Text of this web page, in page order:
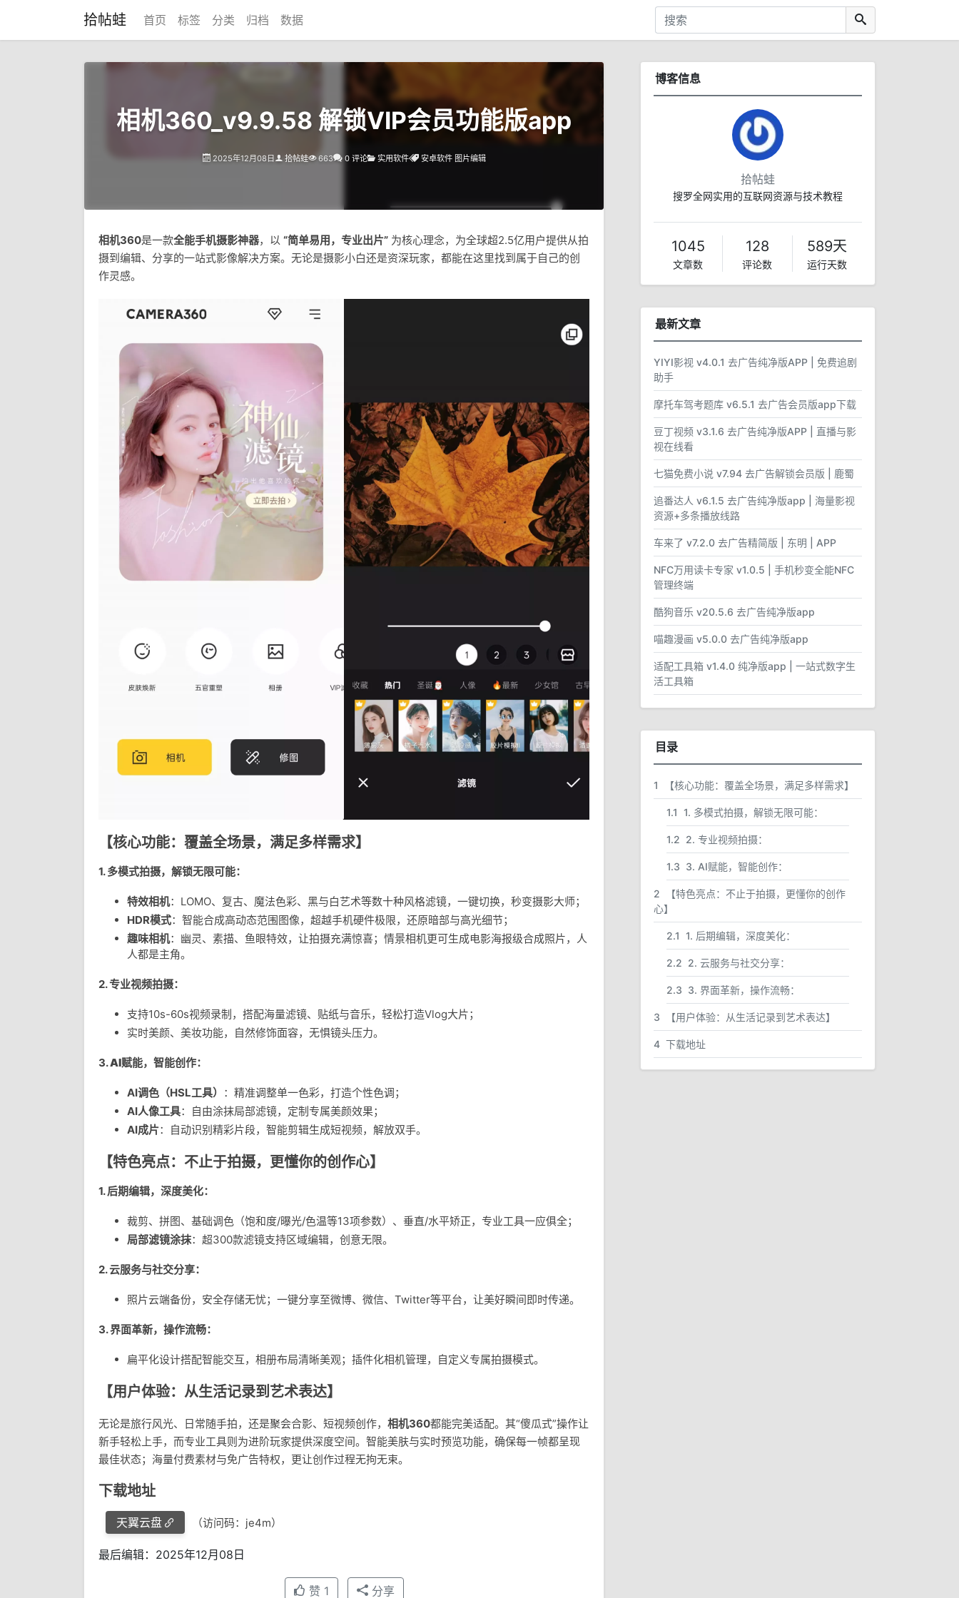
拾帖蛙 首页 标签 分类 归档 数据
相机360_v9.9.58 解锁VIP会员功能版app
2025年12月08日 拾帖蛙 663 0 评论 实用软件 安卓软件 图片编辑
相机360是一款全能手机摄影神器，以 “简单易用，专业出片” 为核心理念，为全球超2.5亿用户提供从拍
摄到编辑、分享的一站式影像解决方案。无论是摄影小白还是资深玩家，都能在这里找到属于自己的创
作灵感。
【核心功能：覆盖全场景，满足多样需求】
1.多模式拍摄，解锁无限可能：
特效相机：LOMO、复古、魔法色彩、黑与白艺术等数十种风格滤镜，一键切换，秒变摄影大师；
HDR模式：智能合成高动态范围图像，超越手机硬件极限，还原暗部与高光细节；
趣味相机：幽灵、素描、鱼眼特效，让拍摄充满惊喜；情景相机更可生成电影海报级合成照片，人
人都是主角。
2.专业视频拍摄：
支持10s-60s视频录制，搭配海量滤镜、贴纸与音乐，轻松打造Vlog大片；
实时美颜、美妆功能，自然修饰面容，无惧镜头压力。
3.AI赋能，智能创作：
AI调色（HSL工具） ：精准调整单一色彩，打造个性色调；
AI人像工具：自由涂抹局部滤镜，定制专属美颜效果；
AI成片：自动识别精彩片段，智能剪辑生成短视频，解放双手。
【特色亮点：不止于拍摄，更懂你的创作心】
1.后期编辑，深度美化：
裁剪、拼图、基础调色（饱和度/曝光/色温等13项参数）、垂直/水平矫正，专业工具一应俱全；
局部滤镜涂抹：超300款滤镜支持区域编辑，创意无限。
2.云服务与社交分享：
照片云端备份，安全存储无忧；一键分享至微博、微信、Twitter等平台，让美好瞬间即时传递。
3.界面革新，操作流畅：
扁平化设计搭配智能交互，相册布局清晰美观；插件化相机管理，自定义专属拍摄模式。
【用户体验：从生活记录到艺术表达】
无论是旅行风光、日常随手拍，还是聚会合影、短视频创作， 相机360都能完美适配。其“傻瓜式”操作让
新手轻松上手，而专业工具则为进阶玩家提供深度空间。智能美肤与实时预览功能，确保每一帧都呈现
最佳状态；海量付费素材与免广告特权，更让创作过程无拘无束。
下载地址
天翼云盘 （访问码：je4m）
最后编辑：2025年12月08日
赞 1 分享
博客信息
拾帖蛙
搜罗全网实用的互联网资源与技术教程
1045
文章数
128
评论数
589天
运行天数
最新文章
YIYI影视 v4.0.1 去广告纯净版APP | 免费追剧
助手
摩托车驾考题库 v6.5.1 去广告会员版app下载
豆丁视频 v3.1.6 去广告纯净版APP | 直播与影
视在线看
七猫免费小说 v7.94 去广告解锁会员版 | 鹿蜀
追番达人 v6.1.5 去广告纯净版app | 海量影视
资源+多条播放线路
车来了 v7.2.0 去广告精简版 | 东明 | APP
NFC万用读卡专家 v1.0.5 | 手机秒变全能NFC
管理终端
酷狗音乐 v20.5.6 去广告纯净版app
喵趣漫画 v5.0.0 去广告纯净版app
适配工具箱 v1.4.0 纯净版app | 一站式数字生
活工具箱
目录
1 【核心功能：覆盖全场景，满足多样需求】
1.1 1. 多模式拍摄，解锁无限可能：
1.2 2. 专业视频拍摄：
1.3 3. AI赋能，智能创作：
2
【特色亮点：不止于拍摄，更懂你的创作
心】
2.1 1. 后期编辑，深度美化：
2.2 2. 云服务与社交分享：
2.3 3. 界面革新，操作流畅：
3 【用户体验：从生活记录到艺术表达】
4 下载地址